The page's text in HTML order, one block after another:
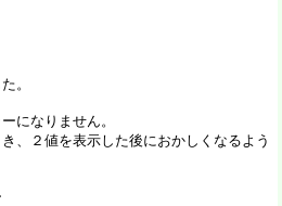
。
になりません。
、２値を表示した後におかしくなるよう